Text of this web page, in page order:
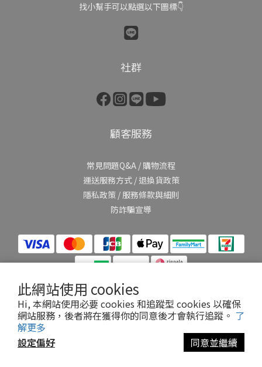
此網站使用 cookies
Hi, 本網站使用必要 cookies 和追蹤型 cookies 以確保
網站服務，後者將在獲得你的同意後才會執行追蹤。 了
解更多
設定偏好
同意並繼續
找小幫手可以點選以下圖標👇
社群
顧客服務
常見問題Q&A / 購物流程
運送服務方式/ 退換貨政策
隱私政策/ 服務條款與細則
防詐騙宣導
提醒您，我們不會以電話或簡訊方式通知變更付款方式。